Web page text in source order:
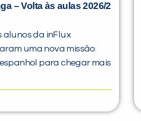
– Volta às aulas 2026/2
alunos da inFlux
uma nova missão:
para chegar mais